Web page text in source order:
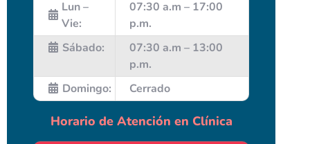
Lun –
Vie:
07:30 a.m – 17:00
p.m.
Sábado:
07:30 a.m – 13:00
p.m.
Domingo:
Cerrado
Horario de Atención en Clínica